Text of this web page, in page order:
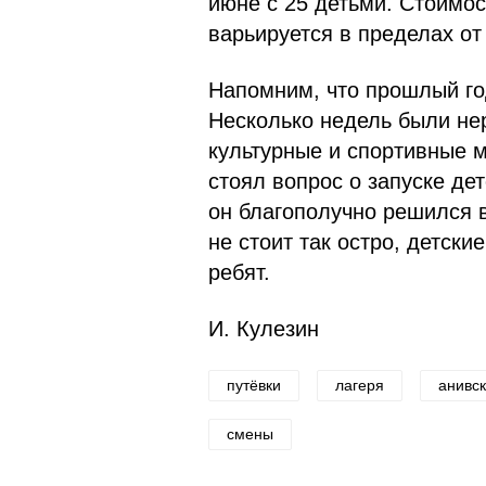
варьируется в пределах
Напомним, что прошлый
Несколько недель были
культурные и спортивные
стоял вопрос о запуске
он благополучно решился
не стоит так остро,
ребят.
И. Кулезин
путёвки лагеря
смены